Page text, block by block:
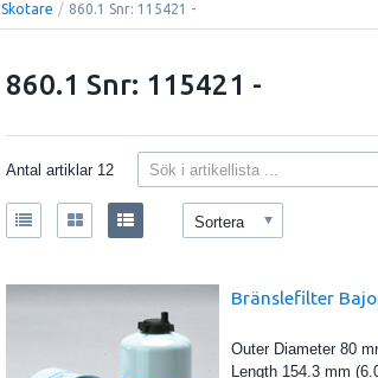
Skotare / 860.1 Snr: 115421 -
860.1 Snr: 115421 -
Antal artiklar 12
Sortera
Bränslefilter
Outer Diameter 80
Length 154.3 mm